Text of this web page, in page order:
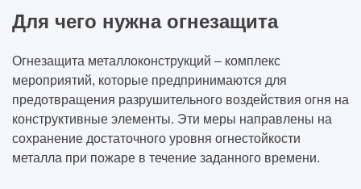
Для чего нужна огнезащита
Огнезащита металлоконструкций – комплекс
мероприятий, которые предпринимаются для
предотвращения разрушительного воздействия огня на
конструктивные элементы. Эти меры направлены на
сохранение достаточного уровня огнестойкости
металла при пожаре в течение заданного времени.